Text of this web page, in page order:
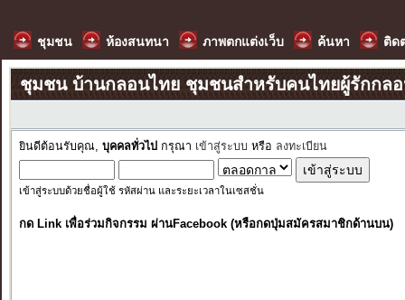
ชุมชน ห้องสนทนา ภาพตกแต่งเว็บ ค้นหา ติด
ชุมชน บ้านกลอนไทย ชุมชนสำหรับคนไทยผู้รักกล
ยินดีต้อนรับคุณ, บุคคลทั่วไป กรุณา เข้าสู่ระบบ หรือ ลงทะเบียน
เข้าสู่ระบบด้วยชื่อผู้ใช้ รหัสผ่าน และระยะเวลาในเซสชั่น
กด Link เพื่อร่วมกิจกรรม ผ่านFacebook (หรือกดปุ่มสมัครสมาชิกด้านบน)